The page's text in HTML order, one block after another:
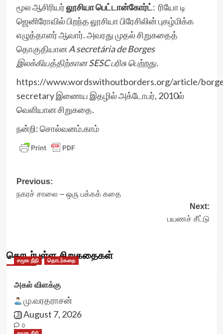
மூல ஆசிரியர்லூசியா பெட்டான்கோர்ட்: ரியோ டி
ஜெனிரோவில் பிறந்த லூசியா பிரேசிலின் புகழ்மிக்க
எழுத்தாளர் ஆவார். அவரது முதல் சிறுகதைத்
தொகுதியானA secretária de Borges
இலக்கியத்திற்கான SESC பரிசு பெற்றது.
https://www.wordswithoutborders.org/article/
secretaryஇணைய இதழில் அக்டோபர், 2010ல்
வெளியான சிறுகதை.
நன்றி: சொல்வனம்.காம்
Post
navigation
Previous:
நகரச் சாலை – ஒரு பக்கக் கதை
Next:
பயணச் சீட்டு
தொடர்புள்ள சிறுகதைகள்
சமூக நீதி தொடர்கதை
அகல் விளக்கு
மு.வரதராசன்
August 7, 2026
0